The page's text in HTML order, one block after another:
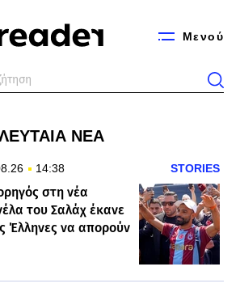
Μενού
ΝΕΑ
14:38 STORIES
στη νέα
του Σαλάχ έκανε
Έλληνες να απορούν